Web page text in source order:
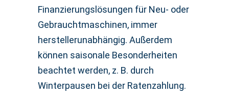
Finanzierungslösungen für Neu- oder
Gebrauchtmaschinen, immer
herstellerunabhängig. Außerdem
können saisonale Besonderheiten
beachtet werden, z. B. durch
Winterpausen bei der Ratenzahlung.